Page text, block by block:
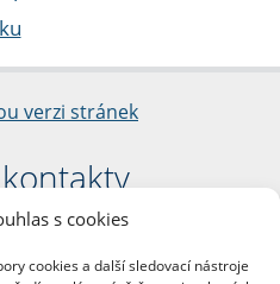
s cookies
cookies a další sledovací nástroje
verzi stránek
fakulta
Palacha 1/2